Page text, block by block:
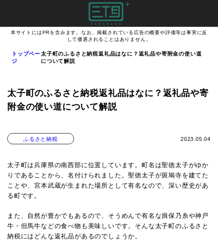
本サイトにはPRを含みます。なお、掲載されている広告の概要や評価等は事実に反
して優遇されることはありません。
トップペー
ジ
太子町のふるさと納税返礼品はなに？返礼品や寄附金の使い道
について解説
太子町のふるさと納税返礼品はなに？返礼品や寄
附金の使い道について解説
2023.05.04
ふるさと納税
太子町は兵庫県の南西部に位置しています。町名は聖徳太子がゆか
りであることから、名付けられました。聖徳太子が斑鳩寺を建てた
ことや、宮本武蔵が生まれた場所として有名なので、深い歴史があ
る町です。
また、自然が豊かでもあるので、そうめんで有名な揖保乃糸や神戸
牛・但馬牛などの食べ物も美味しいです。 そんな太子町のふるさと
納税にはどんな返礼品があるのでしょうか。